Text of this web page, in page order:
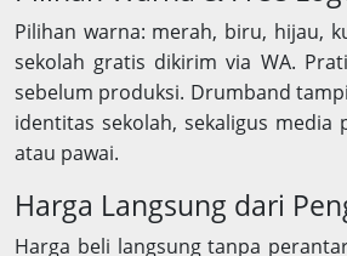
Pilihan warna: merah, biru, hijau,
sekolah gratis dikirim via WA.
sebelum produksi. Drumband
identitas sekolah, sekaligus media
atau pawai.
Harga Langsung dari
Harga beli langsung tanpa